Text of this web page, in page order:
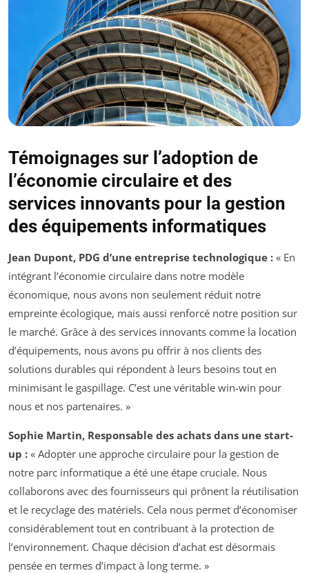
Témoignages sur l’adoption de
l’économie circulaire et des
services innovants pour la gestion
des équipements informatiques
Jean Dupont, PDG d’une entreprise technologique : « En
intégrant l’économie circulaire dans notre modèle
économique, nous avons non seulement réduit notre
empreinte écologique, mais aussi renforcé notre position sur
le marché. Grâce à des services innovants comme la location
d’équipements, nous avons pu offrir à nos clients des
solutions durables qui répondent à leurs besoins tout en
minimisant le gaspillage. C’est une véritable win-win pour
nous et nos partenaires. »
Sophie Martin, Responsable des achats dans une start-
up : « Adopter une approche circulaire pour la gestion de
notre parc informatique a été une étape cruciale. Nous
collaborons avec des fournisseurs qui prônent la réutilisation
et le recyclage des matériels. Cela nous permet d’économiser
considérablement tout en contribuant à la protection de
l’environnement. Chaque décision d’achat est désormais
pensée en termes d’impact à long terme. »